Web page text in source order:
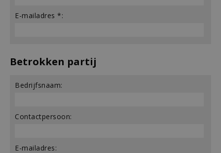
E-mailadres *:
Betrokken partij
Bedrijfsnaam:
Contactpersoon:
E-mailadres: